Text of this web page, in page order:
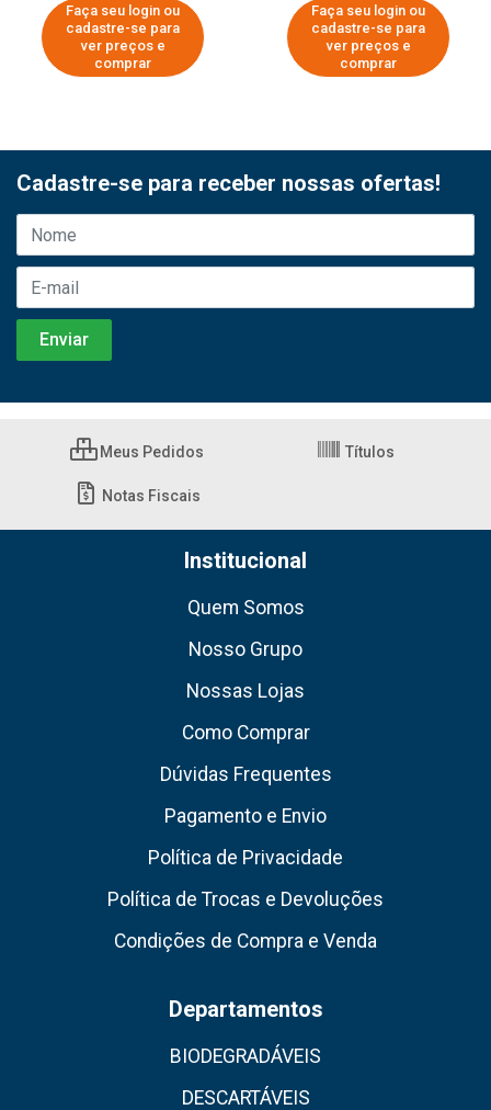
Faça seu login ou
cadastre-se para
ver preços e
comprar
Faça seu login ou
cadastre-se para
ver preços e
comprar
Cadastre-se para receber nossas ofertas!
Meus Pedidos Títulos
Notas Fiscais
Institucional
Quem Somos
Nosso Grupo
Nossas Lojas
Como Comprar
Dúvidas Frequentes
Pagamento e Envio
Política de Privacidade
Política de Trocas e Devoluções
Condições de Compra e Venda
Departamentos
BIODEGRADÁVEIS
DESCARTÁVEIS